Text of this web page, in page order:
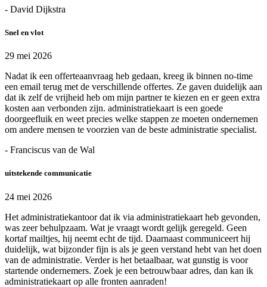
- David Dijkstra
Snel en vlot
29 mei 2026
Nadat ik een offerteaanvraag heb gedaan, kreeg ik binnen no-time
een email terug met de verschillende offertes. Ze gaven duidelijk aan
dat ik zelf de vrijheid heb om mijn partner te kiezen en er geen extra
kosten aan verbonden zijn. administratiekaart is een goede
doorgeefluik en weet precies welke stappen ze moeten ondernemen
om andere mensen te voorzien van de beste administratie specialist.
- Franciscus van de Wal
uitstekende communicatie
24 mei 2026
Het administratiekantoor dat ik via administratiekaart heb gevonden,
was zeer behulpzaam. Wat je vraagt wordt gelijk geregeld. Geen
kortaf mailtjes, hij neemt echt de tijd. Daarnaast communiceert hij
duidelijk, wat bijzonder fijn is als je geen verstand hebt van het doen
van de administratie. Verder is het betaalbaar, wat gunstig is voor
startende ondernemers. Zoek je een betrouwbaar adres, dan kan ik
administratiekaart op alle fronten aanraden!